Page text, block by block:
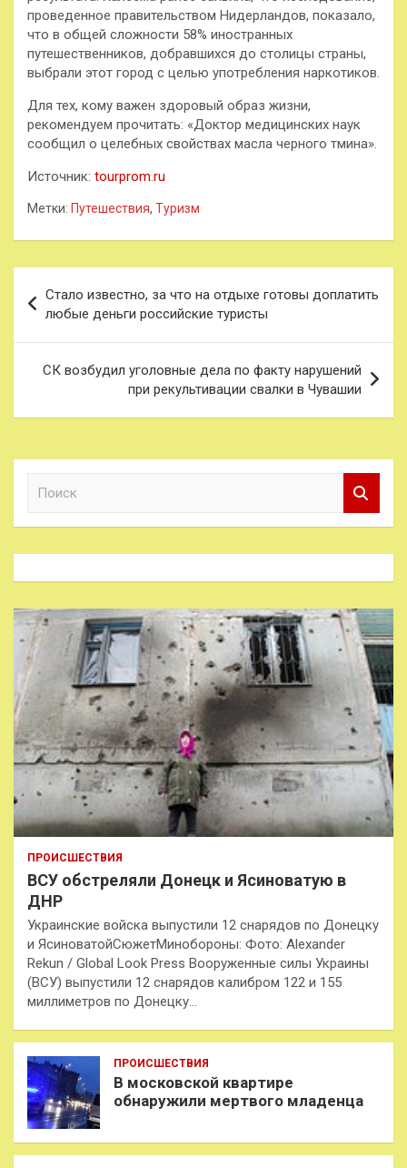
проведенное правительством Нидерландов, показало,
что в общей сложности 58% иностранных
путешественников, добравшихся до столицы страны,
выбрали этот город с целью употребления наркотиков.
Для тех, кому важен здоровый образ жизни,
рекомендуем прочитать: «Доктор медицинских наук
сообщил о целебных свойствах масла черного тмина».
Источник: tourprom.ru
Метки: Путешествия, Туризм
по
записям
Стало известно, за что на отдыхе готовы доплатить
любые деньги российские туристы
СК возбудил уголовные дела по факту нарушений
при рекультивации свалки в Чувашии
к
ПРОИСШЕСТВИЯ
ВСУ обстреляли Донецк и Ясиноватую в
ДНР
Украинские войска выпустили 12 снарядов по Донецку
и ЯсиноватойСюжетМинобороны: Фото: Alexander
Rekun / Global Look Press Вооруженные силы Украины
(ВСУ) выпустили 12 снарядов калибром 122 и 155
миллиметров по Донецку…
ПРОИСШЕСТВИЯ
В московской квартире
обнаружили мертвого младенца